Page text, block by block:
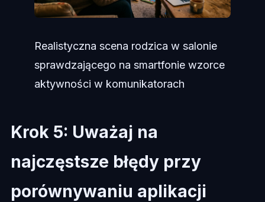
Realistyczna scena rodzica w salonie
sprawdzającego na smartfonie wzorce
aktywności w komunikatorach
Krok 5: Uważaj na
najczęstsze błędy przy
porównywaniu aplikacji